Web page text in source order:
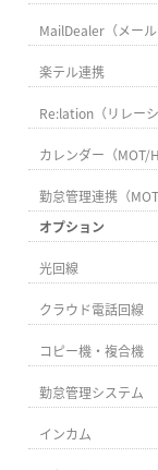
MailDealer（メー
楽テル連携
Re:lation（リレー
カレンダー（MOT/
勤怠管理連携（
オプション
光回線
クラウド電話回線
コピー機・複合機
勤怠管理システム
インカム